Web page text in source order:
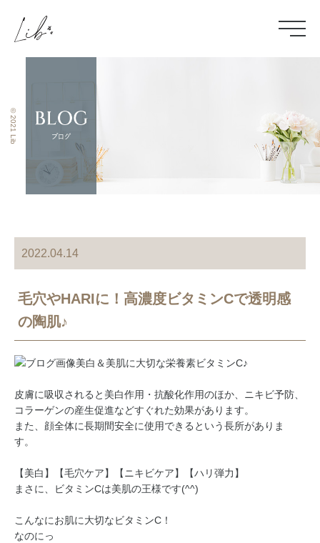
© 2021 Lib
2022.04.14
毛穴やHARIに！高濃度ビタミンCで透明感
の陶肌♪
美白＆美肌に大切な栄養素ビタミンC♪
皮膚に吸収されると美白作用・抗酸化作用のほか、ニキビ予防、
コラーゲンの産生促進などすぐれた効果があります。
また、顔全体に長期間安全に使用できるという長所がありま
す。
【美白】【毛穴ケア】【ニキビケア】【ハリ弾力】
まさに、ビタミンCは美肌の王様です(^^)
こんなにお肌に大切なビタミンC！
なのにっ